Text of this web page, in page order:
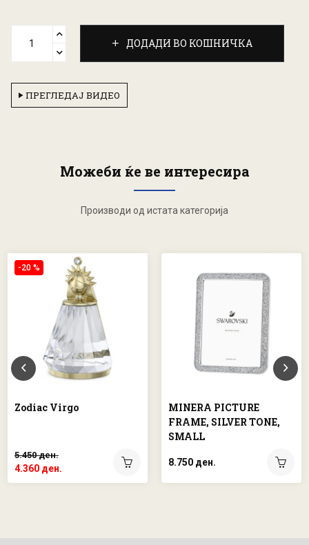
ДОДАДИ ВО КОШНИЧКА
ПРЕГЛЕДАЈ ВИДЕО
Можеби ќе ве интересира
Производи од истата категорија
-20 %
Zodiac Virgo
5.450 ден.
4.360 ден.
MINERA PICTURE
FRAME, SILVER TONE,
SMALL
8.750 ден.